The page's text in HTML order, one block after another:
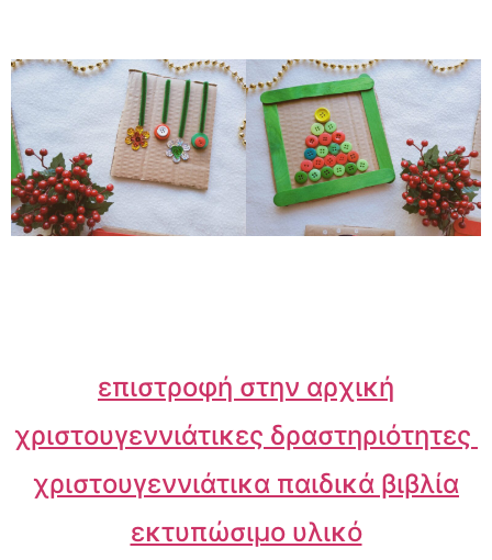
επιστροφή στην αρχική
χριστουγεννιάτικες δραστηριότητες
χριστουγεννιάτικα παιδικά βιβλία
εκτυπώσιμο υλικό